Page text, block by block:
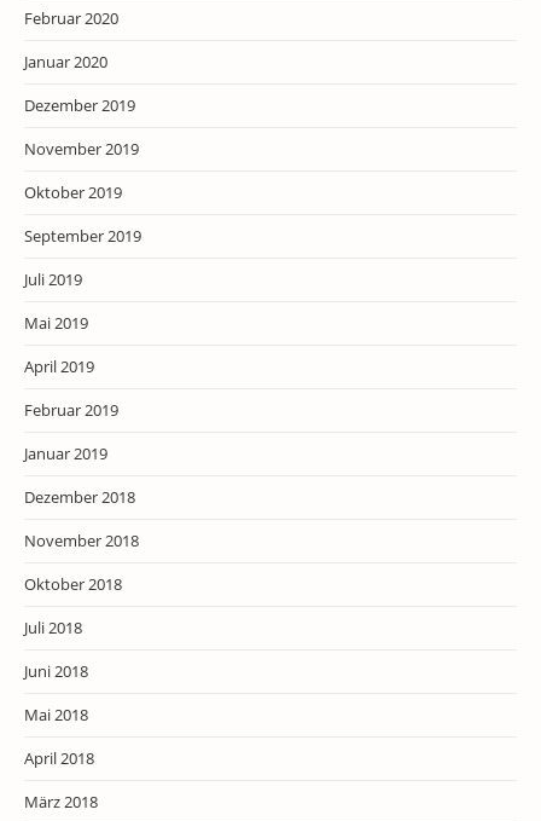
Februar 2020
Januar 2020
Dezember 2019
November 2019
Oktober 2019
September 2019
Juli 2019
Mai 2019
April 2019
Februar 2019
Januar 2019
Dezember 2018
November 2018
Oktober 2018
Juli 2018
Juni 2018
Mai 2018
April 2018
März 2018